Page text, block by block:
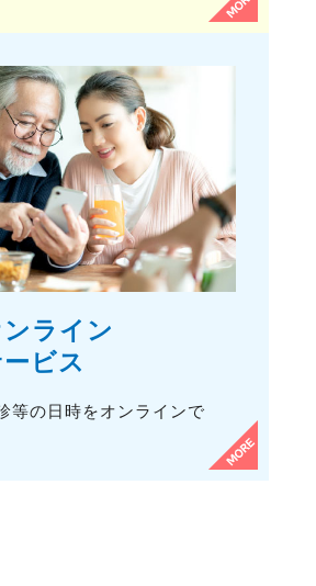
ライン
ビス
等の日時をオンラインで